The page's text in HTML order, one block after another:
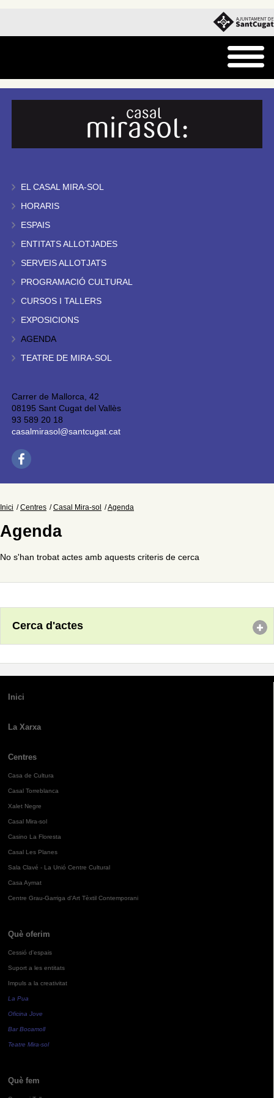
EL CASAL MIRA-SOL
HORARIS
ESPAIS
ENTITATS ALLOTJADES
SERVEIS ALLOTJATS
PROGRAMACIÓ CULTURAL
CURSOS I TALLERS
EXPOSICIONS
AGENDA
TEATRE DE MIRA-SOL
Carrer de Mallorca, 42
08195 Sant Cugat del Vallès
93 589 20 18
casalmirasol@santcugat.cat
Inici Centres Casal Mira-sol Agenda
Agenda
No s'han trobat actes amb aquests criteris de cerca
Cerca d'actes
Inici
La Xarxa
Centres
Casa de Cultura
Casal Torreblanca
Xalet Negre
Casal Mira-sol
Casino La Floresta
Casal Les Planes
Sala Clavé - La Unió Centre Cultural
Casa Aymat
Centre Grau-Garriga d'Art Tèxtil Contemporani
Què oferim
Cessió d'espais
Suport a les entitats
Impuls a la creativitat
La Pua
Oficina Jove
Bar Bocamoll
Teatre Mira-sol
Què fem